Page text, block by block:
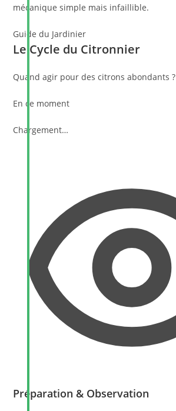
mécanique simple mais infaillible.
Guide du Jardinier
Le Cycle du Citronnier
Quand agir pour des citrons abondants ?
En ce moment
Chargement…
Préparation & Observation